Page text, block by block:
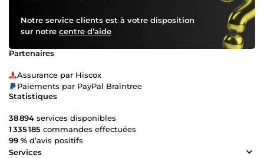
Notre service clients est à votre disposition
sur notre centre d’aide
Partenaires
Assurance par Hiscox
Paiements par PayPal Braintree
Statistiques
38 894 services disponibles
1 335 185 commandes effectuées
99 % d’avis positifs
Services